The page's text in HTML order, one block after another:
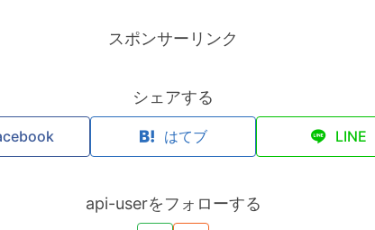
スポンサーリンク
シェアする
はてブ LINE
api-userをフォローする